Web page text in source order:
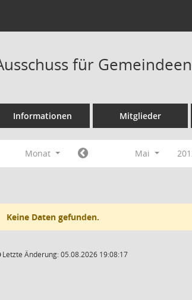
navigation
für
Informationen Mitglieder
Monat Mai
Keine Daten gefunden.
Letzte Änderung: 05.08.2026 19:08:17